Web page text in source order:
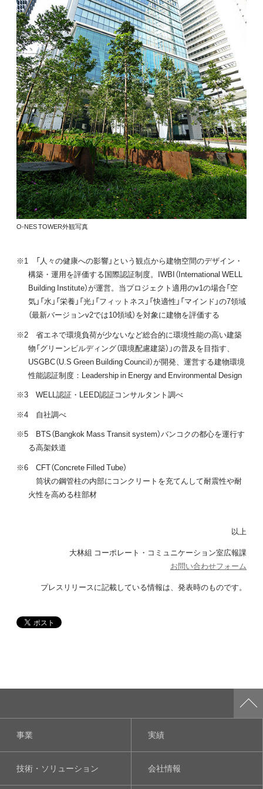
O-NES TOWER外観写真
※1 「人々の健康への影響」という観点から建物空間のデザイン・
構築・運用を評価する国際認証制度。IWBI（International WELL
Building Institute）が運営。当プロジェクト適用のv1の場合「空
気」「水」「栄養」「光」「フィットネス」「快適性」「マインド」の7領域
（最新バージョンv2では10領域）を対象に建物を評価する
※2 省エネで環境負荷が少ないなど総合的に環境性能の高い建築
物「グリーンビルディング（環境配慮建築）」の普及を目指す、
USGBC（U.S Green Building Council）が開発、運営する建物環境
性能認証制度：Leadership in Energy and Environmental Design
※3 WELL認証・LEED認証コンサルタント調べ
※4 自社調べ
※5 BTS（Bangkok Mass Transit system）バンコクの都心を運行す
る高架鉄道
※6 CFT（Concrete Filled Tube）
筒状の鋼管柱の内部にコンクリートを充てんして耐震性や耐
火性を高める柱部材
以上
大林組 コーポレート・コミュニケーション室広報課
お問い合わせフォーム
プレスリリースに記載している情報は、発表時のものです。
事業 実績
技術・ソリューション 会社情報